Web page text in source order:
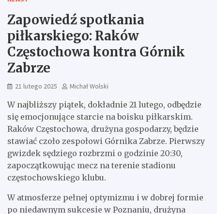
Zapowiedź spotkania
piłkarskiego: Raków
Częstochowa kontra Górnik
Zabrze
21 lutego 2025 Michał Wolski
W najbliższy piątek, dokładnie 21 lutego, odbędzie
się emocjonujące starcie na boisku piłkarskim.
Raków Częstochowa, drużyna gospodarzy, będzie
stawiać czoło zespołowi Górnika Zabrze. Pierwszy
gwizdek sędziego rozbrzmi o godzinie 20:30,
zapoczątkowując mecz na terenie stadionu
częstochowskiego klubu.
W atmosferze pełnej optymizmu i w dobrej formie
po niedawnym sukcesie w Poznaniu, drużyna